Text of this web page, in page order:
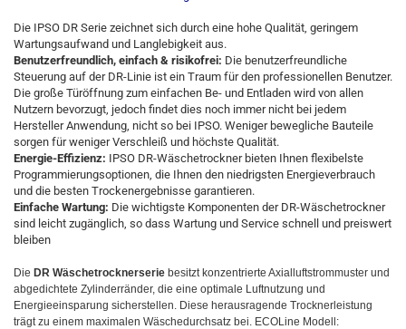
Die IPSO DR Serie zeichnet sich durch eine hohe Qualität, geringem
Wartungsaufwand und Langlebigkeit aus.
Benutzerfreundlich, einfach & risikofrei: Die benutzerfreundliche
Steuerung auf der DR-Linie ist ein Traum für den professionellen Benutzer.
Die große Türöffnung zum einfachen Be- und Entladen wird von allen
Nutzern bevorzugt, jedoch findet dies noch immer nicht bei jedem
Hersteller Anwendung, nicht so bei IPSO. Weniger bewegliche Bauteile
sorgen für weniger Verschleiß und höchste Qualität.
Energie-Effizienz: IPSO DR-Wäschetrockner bieten Ihnen flexibelste
Programmierungsoptionen, die Ihnen den niedrigsten Energieverbrauch
und die besten Trockenergebnisse garantieren.
Einfache Wartung: Die wichtigste Komponenten der DR-Wäschetrockner
sind leicht zugänglich, so dass Wartung und Service schnell und preiswert
bleiben
Die DR Wäschetrocknerserie besitzt konzentrierte Axialluftstrommuster und
abgedichtete Zylinderränder, die eine optimale Luftnutzung und
Energieeinsparung sicherstellen. Diese herausragende Trocknerleistung
trägt zu einem maximalen Wäschedurchsatz bei. ECOLine Modell: